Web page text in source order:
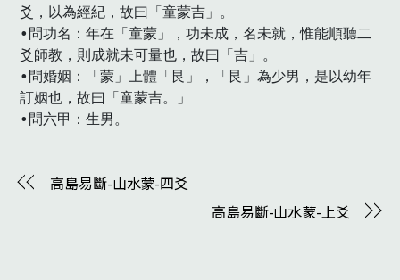
爻，以為經紀，故曰「童蒙吉」。
•問功名：年在「童蒙」，功未成，名未就，惟能順聽二
爻師教，則成就未可量也，故曰「吉」。
•問婚姻：「蒙」上體「艮」，「艮」為少男，是以幼年
訂姻也，故曰「童蒙吉。」
•問六甲：生男。
高島易斷-山水蒙-四爻
高島易斷-山水蒙-上爻